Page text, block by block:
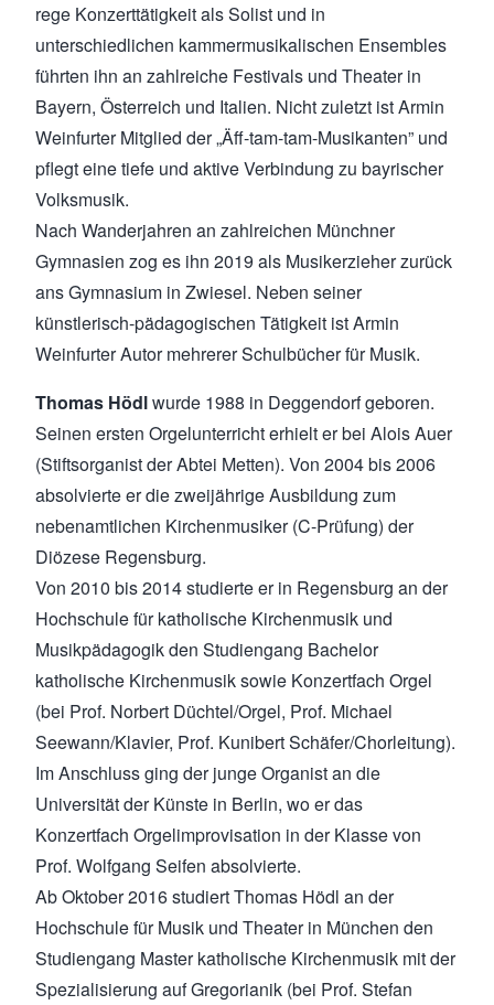
rege Konzerttätigkeit als Solist und in
unterschiedlichen kammermusikalischen Ensembles
führten ihn an zahlreiche Festivals und Theater in
Bayern, Österreich und Italien. Nicht zuletzt ist Armin
Weinfurter Mitglied der „Äff-tam-tam-Musikanten” und
pflegt eine tiefe und aktive Verbindung zu bayrischer
Volksmusik.
Nach Wanderjahren an zahlreichen Münchner
Gymnasien zog es ihn 2019 als Musikerzieher zurück
ans Gymnasium in Zwiesel. Neben seiner
künstlerisch-pädagogischen Tätigkeit ist Armin
Weinfurter Autor mehrerer Schulbücher für Musik.
Thomas Hödlwurde 1988 in Deggendorf geboren.
Seinen ersten Orgelunterricht erhielt er bei Alois Auer
(Stiftsorganist der Abtei Metten). Von 2004 bis 2006
absolvierte er die zweijährige Ausbildung zum
nebenamtlichen Kirchenmusiker (C-Prüfung) der
Diözese Regensburg.
Von 2010 bis 2014 studierte er in Regensburg an der
Hochschule für katholische Kirchenmusik und
Musikpädagogik den Studiengang Bachelor
katholische Kirchenmusik sowie Konzertfach Orgel
(bei Prof. Norbert Düchtel/Orgel, Prof. Michael
Seewann/Klavier, Prof. Kunibert Schäfer/Chorleitung).
Im Anschluss ging der junge Organist an die
Universität der Künste in Berlin, wo er das
Konzertfach Orgelimprovisation in der Klasse von
Prof. Wolfgang Seifen absolvierte.
Ab Oktober 2016 studiert Thomas Hödl an der
Hochschule für Musik und Theater in München den
Studiengang Master katholische Kirchenmusik mit der
Spezialisierung auf Gregorianik (bei Prof. Stefan